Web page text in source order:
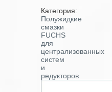
Категория:
Полужидкие
смазки
FUCHS
для
централизованных
систем
и
редукторов